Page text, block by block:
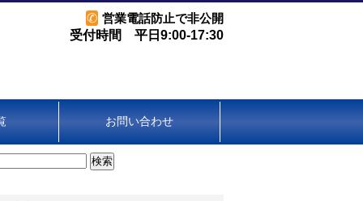
✆ 営業電話防止で非公開
受付時間 平日9:00-17:30
お問い合わせ